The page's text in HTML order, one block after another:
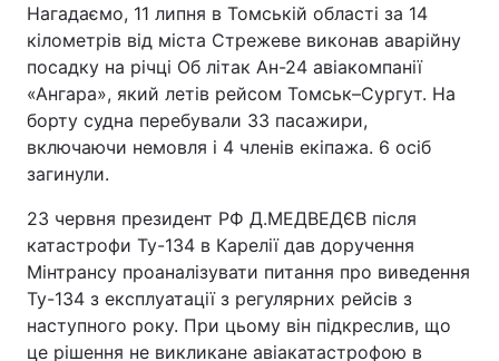
Нагадаємо, 11 липня в Томській області за 14
кілометрів від міста Стрежеве виконав аварійну
посадку на річці Об літак Ан-24 авіакомпанії
«Ангара», який летів рейсом Томськ–Сургут. На
борту судна перебували 33 пасажири,
включаючи немовля і 4 членів екіпажа. 6 осіб
загинули.
23 червня президент РФ Д.МЕДВЕДЄВ після
катастрофи Ту-134 в Карелії дав доручення
Мінтрансу проаналізувати питання про виведення
Ту-134 з експлуатації з регулярних рейсів з
наступного року. При цьому він підкреслив, що
це рішення не викликане авіакатастрофою в